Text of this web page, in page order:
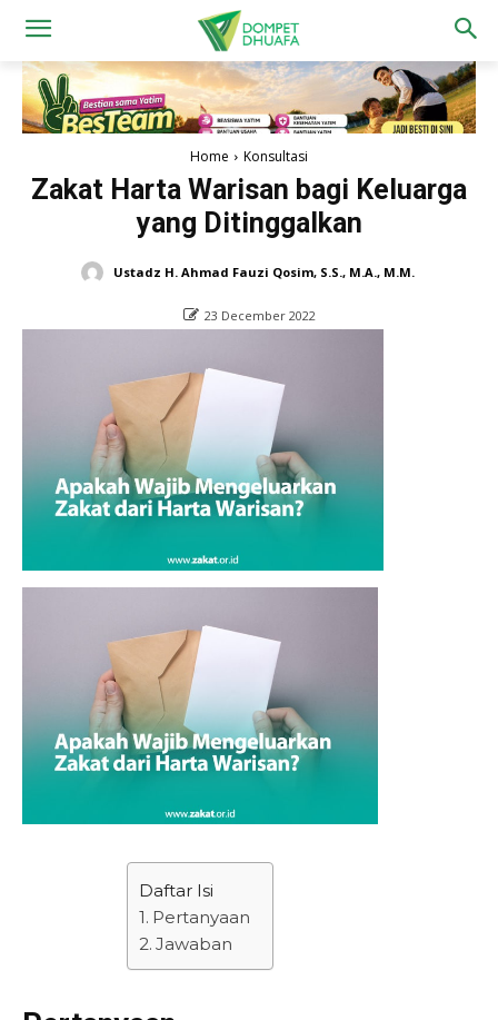
Home Konsultasi
Zakat Harta Warisan bagi Keluarga
yang Ditinggalkan
Ustadz H. Ahmad Fauzi Qosim, S.S., M.A., M.M.
23 December 2022
Daftar Isi
Pertanyaan
Jawaban